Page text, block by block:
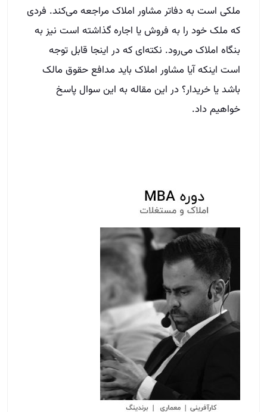
ملکی است به دفاتر مشاور املاک مراجعه می‌کند. فردی
که ملک خود را به فروش یا اجاره گذاشته است نیز به
بنگاه املاک می‌رود. نکته‌ای که در اینجا قابل توجه
است اینکه آیا مشاور املاک باید مدافع حقوق مالک
باشد یا خریدار؟ در این مقاله به این سوال پاسخ
خواهیم داد.